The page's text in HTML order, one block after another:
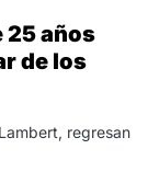
25 años
de los
regresan